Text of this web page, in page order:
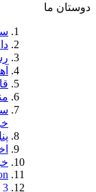
دوستان ما
3 نکته مهم قبل از خرید پاد سیستم